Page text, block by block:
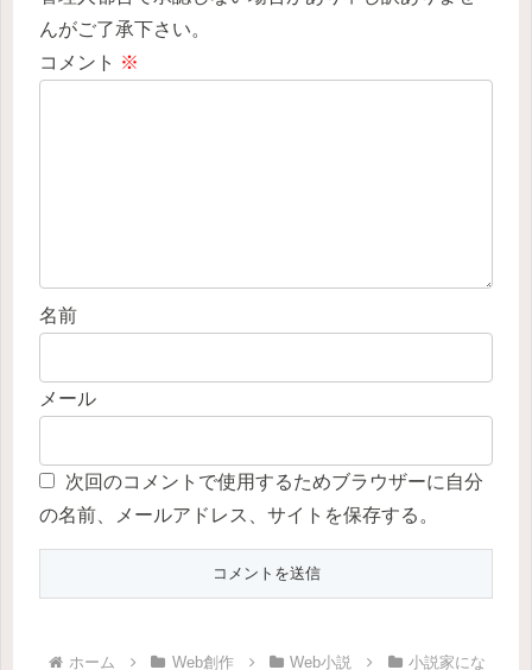
んがご了承下さい。
コメント ※
名前
メール
次回のコメントで使用するためブラウザーに自分
の名前、メールアドレス、サイトを保存する。
ホーム Web創作 Web小説 小説家にな